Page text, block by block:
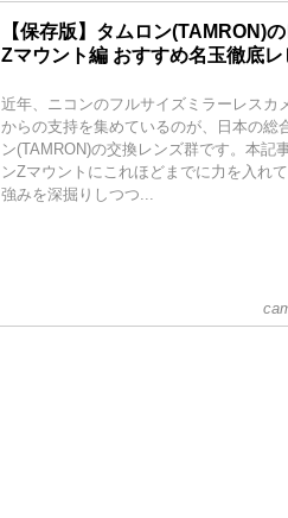
【保存版】タムロン(TAMRON)
Zマウント編 おすすめ名玉徹底レ
近年、ニコンのフルサイズミラーレスカ
からの支持を集めているのが、日本の総
ン(TAMRON)の交換レンズ群です。本記
ンZマウントにこれほどまでに力を入れ
強みを深掘りしつつ...